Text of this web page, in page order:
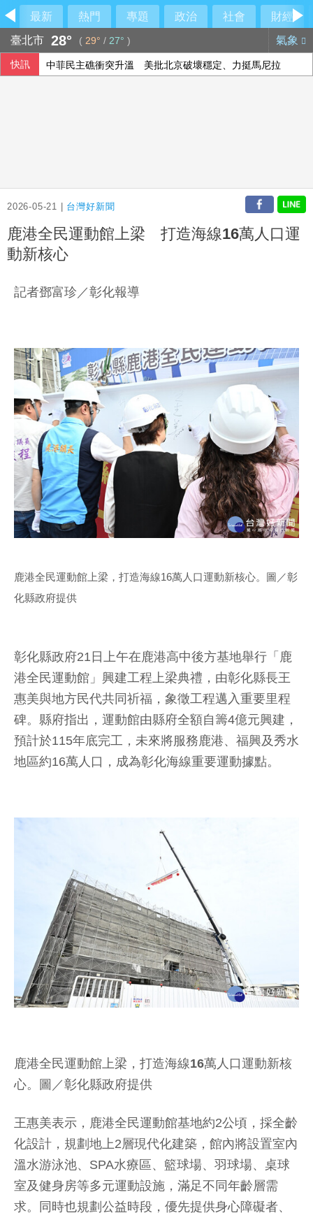
最新 熱門 專題 政治 社會
財經
臺北市 28° ( 29° / 27° ) 氣象
快訊 中菲民主礁衝突升溫 美批北京破壞穩定、力挺馬尼拉
2026-05-21 | 台灣好新聞
鹿港全民運動館上梁 打造海線16萬人口運
動新核心
記者鄧富珍／彰化報導
鹿港全民運動館上梁，打造海線16萬人口運動新核心。圖／彰
化縣政府提供
彰化縣政府21日上午在鹿港高中後方基地舉行「鹿
港全民運動館」興建工程上梁典禮，由彰化縣長王
惠美與地方民代共同祈福，象徵工程邁入重要里程
碑。縣府指出，運動館由縣府全額自籌4億元興建，
預計於115年底完工，未來將服務鹿港、福興及秀水
地區約16萬人口，成為彰化海線重要運動據點。
鹿港全民運動館上梁，打造海線16萬人口運動新核
心。圖／彰化縣政府提供
王惠美表示，鹿港全民運動館基地約2公頃，採全齡
化設計，規劃地上2層現代化建築，館內將設置室內
溫水游泳池、SPA水療區、籃球場、羽球場、桌球
室及健身房等多元運動設施，滿足不同年齡層需
求。同時也規劃公益時段，優先提供身心障礙者、